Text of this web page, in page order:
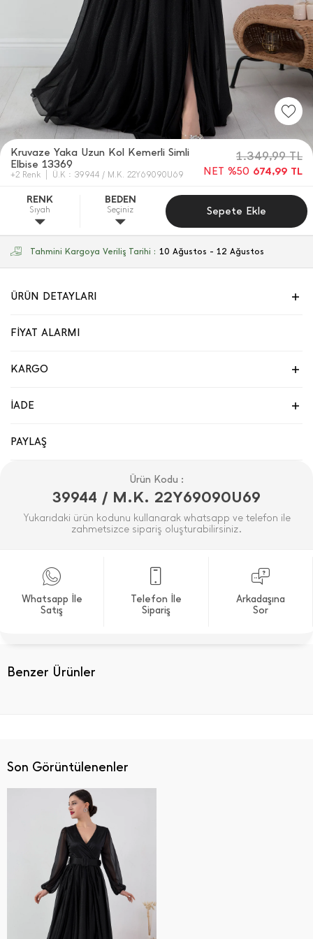
Kruvaze Yaka Uzun Kol Kemerli Simli
Elbise 13369
+2 Renk Ü.K : 39944 / M.K. 22Y69090U69 NET %50 674,99 TL
1.349,99TL
RENK
Sıyah
BEDEN
Seçiniz Sepete Ekle
Tahmini Kargoya Veriliş Tarihi : 10 Ağustos - 12 Ağustos
ÜRÜN DETAYLARI
FİYAT ALARMI
KARGO
İADE
PAYLAŞ
Ürün Kodu :
39944 / M.K. 22Y69090U69
Yukarıdaki ürün kodunu kullanarak whatsapp ve telefon ile
zahmetsizce sipariş oluşturabilirsiniz.
Whatsapp İle
Satış
Telefon İle
Sipariş
Arkadaşına
Sor
Benzer Ürünler
Son Görüntülenenler